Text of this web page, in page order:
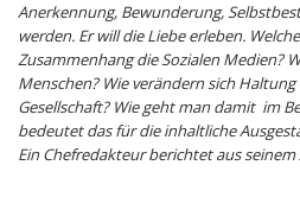
Anerkennung, Bewunderung,
werden. Er will die Liebe erleben.
Zusammenhang die Sozialen Medien?
Menschen? Wie verändern sich
Gesellschaft? Wie geht man damit im
bedeutet das für die inhaltliche
Ein Chefredakteur berichtet aus seinem